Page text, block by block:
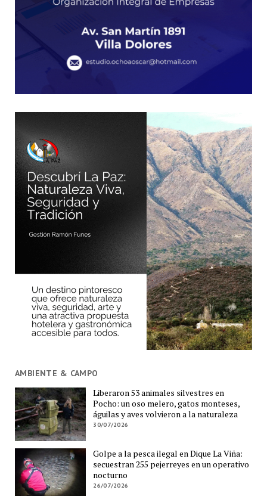
AMBIENTE & CAMPO
Liberaron 53 animales silvestres en
Pocho: un oso melero, gatos monteses,
águilas y aves volvieron a la naturaleza
30/07/2026
Golpe a la pesca ilegal en Dique La Viña:
secuestran 255 pejerreyes en un operativo
nocturno
26/07/2026